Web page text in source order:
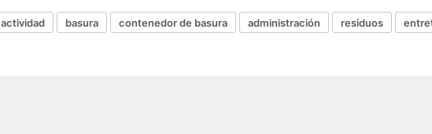
actividad basura contenedor de basura administración residuos